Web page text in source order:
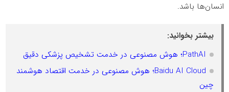
انسان‌ها باشد.
بیشتر بخوانید:
PathAI؛ هوش مصنوعی در خدمت تشخیص پزشکی دقیق
Baidu AI Cloud؛ هوش مصنوعی در خدمت اقتصاد هوشمند
چین